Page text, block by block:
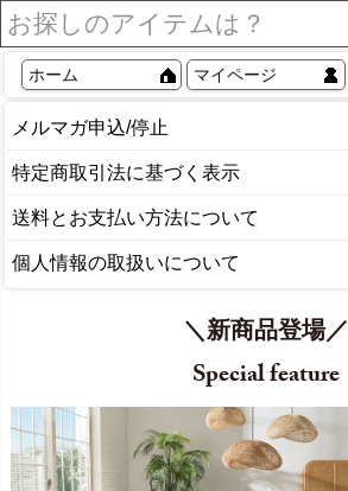
ホーム マイページ
メルマガ申込/停止
特定商取引法に基づく表示
送料とお支払い方法について
個人情報の取扱いについて
＼新商品登場／
Special feature